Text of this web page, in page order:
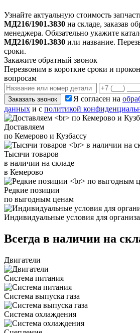
Узнайте актуальную стоимость
МД216/1901.3830 на складе, заказав
менеджера. Обязательно укажите
МД216/1901.3830 или название.
сроки.
Закажите обратный звонок
Перезвоним в короткие сроки и
вопросам
Заказать звонок Я согласен на
данных и с политикой
Доставляем
по Кемерово и Кузбассу
Тысячи товаров
в наличии на складе
в Кемерово
Редкие позиции
по выгодным ценам
Индивидуальные условия для
Всегда в наличии на
Двигатели
Система питания
Система выпуска газа
Система охлаждения